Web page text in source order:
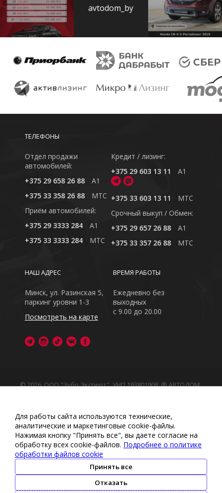
avtodom_by
ТЕЛЕФОНЫ
Отдел продажи
автомобилей:
+375 29 658 26 88
A1
+375 33 358 26 88
MTC
Приём автомобилей:
+375 29 3333 284
A1
+375 33 3333 284
MTC
Кредит / лизинг:
+375 29 603 13 11
A1
+375 33 603 13 11
MTC
Cрочный выкуп / Обмен:
+375 29 657 26 88
A1
+375 33 357 26 88
MTC
ВРЕМЯ РАБОТЫ
Ежедневно без
выходных
с 9.00 до 20.00
НАШ АДРЕС
Минск, ул. Разинская 5,
паркинг уровни 1-3
Посмотреть на карте
© 2026, ООО "Зубр Эксперт", УНП 193801908. ® АВТОДОМ
сайт носит исключительно информационный характер
Любое использование либо копирование материалов
или подборки материалов сайта, элементов дизайна и
оформления запрещено
Политика обработки персональных данных
обработки файлов cookie•Политика видеонаблюдения
•Условия обработки персональных данных
Для работы сайта используются технические,
аналитические и маркетинговые сооkіе-файлы.
Нажимая кнопку "Принять все", вы даете согласие на
обработку всех cookie-файлов. Подробнее о политике
обработки файлов cookie
Принять все
Отказать